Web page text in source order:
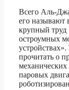
Всего Аль-
его называют
крупный труд
остроумных
прочитать о
механических
паровых